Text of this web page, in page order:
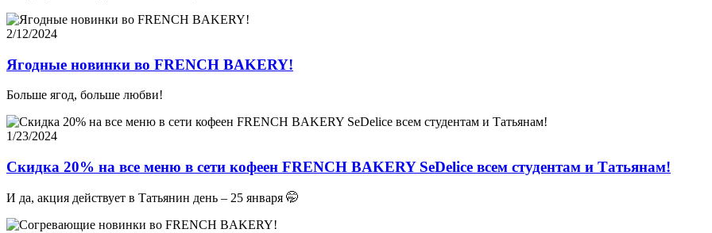
2/12/2024
Ягодные новинки во FRENCH BAKERY!
Больше ягод, больше любви!
1/23/2024
Скидка 20% на все меню в сети кофеен FRENCH BAKERY SeDelice всем студентам и Татьянам!
И да, акция действует в Татьянин день – 25 января 🤭